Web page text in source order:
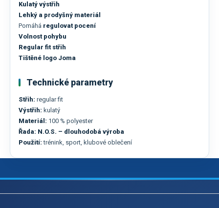
Kulatý výstřih
Lehký a prodyšný materiál
Pomáhá regulovat pocení
Volnost pohybu
Regular fit střih
Tištěné logo Joma
Technické parametry
Střih: regular fit
Výstřih: kulatý
Materiál: 100 % polyester
Řada: N.O.S. – dlouhodobá výroba
Použití: trénink, sport, klubové oblečení
Z